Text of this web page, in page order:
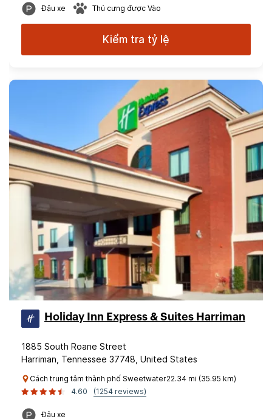
Đậu xe Thú cưng được Vào
Kiểm tra tỷ lệ
Holiday Inn Express & Suites Harriman
1885 South Roane Street
Harriman, Tennessee 37748, United States
Cách trung tâm thành phố Sweetwater22.34 mi (35.95 km)
4.60
(1254 reviews)
Đậu xe